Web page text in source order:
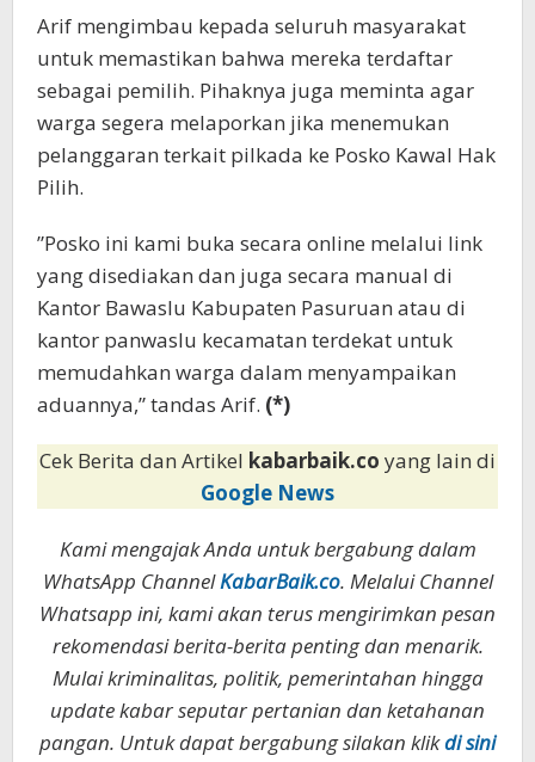
Arif mengimbau kepada seluruh masyarakat
untuk memastikan bahwa mereka terdaftar
sebagai pemilih. Pihaknya juga meminta agar
warga segera melaporkan jika menemukan
pelanggaran terkait pilkada ke Posko Kawal Hak
Pilih.
”Posko ini kami buka secara online melalui link
yang disediakan dan juga secara manual di
Kantor Bawaslu Kabupaten Pasuruan atau di
kantor panwaslu kecamatan terdekat untuk
memudahkan warga dalam menyampaikan
aduannya,” tandas Arif. (*)
Cek Berita dan Artikel kabarbaik.co yang lain di
Google News
Kami mengajak Anda untuk bergabung dalam
WhatsApp ChannelKabarBaik.co. Melalui Channel
Whatsapp ini, kami akan terus mengirimkan pesan
rekomendasi berita-berita penting dan menarik.
Mulai kriminalitas, politik, pemerintahan hingga
update kabar seputar pertanian dan ketahanan
pangan. Untuk dapat bergabung silakan klikdi sini